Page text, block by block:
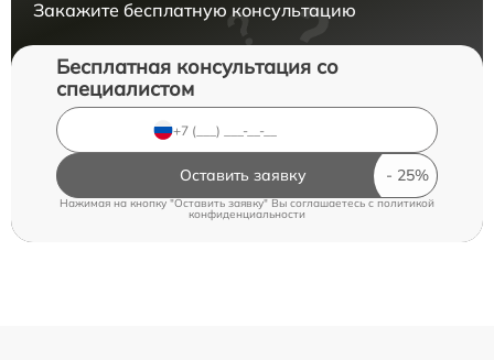
Закажите бесплатную консультацию
Бесплатная консультация со
специалистом
Оставить заявку
Нажимая на кнопку "Оставить заявку" Вы соглашаетесь cполитикой
конфиденциальности